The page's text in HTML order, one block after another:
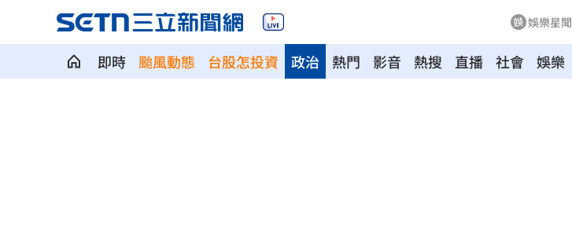
娛樂星聞
即時 颱風動態 台股怎投資 熱門 影音 熱搜 直播
政治 社會 娛樂